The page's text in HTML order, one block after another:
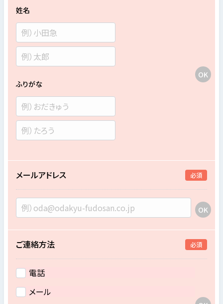
姓名
ふりがな
メールアドレス 必須
ご連絡方法 必須
電話
メール